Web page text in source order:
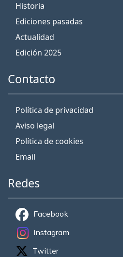
Historia
Ediciones pasadas
Actualidad
Edición 2025
Contacto
Política de privacidad
Aviso legal
Política de cookies
Email
Redes
Facebook
Instagram
Twitter